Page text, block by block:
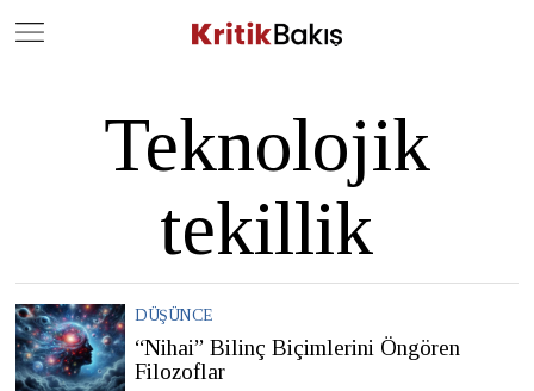
Teknolojik
tekillik
DÜŞÜNCE
“Nihai” Bilinç Biçimlerini Öngören
Filozoflar